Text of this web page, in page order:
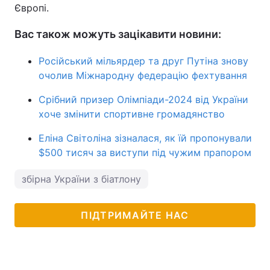
Європі.
Вас також можуть зацікавити новини:
Російський мільярдер та друг Путіна знову
очолив Міжнародну федерацію фехтування
Срібний призер Олімпіади-2024 від України
хоче змінити спортивне громадянство
Еліна Світоліна зізналася, як їй пропонували
$500 тисяч за виступи під чужим прапором
збірна України з біатлону
ПІДТРИМАЙТЕ НАС